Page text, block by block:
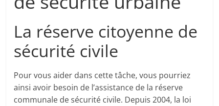
La réserve citoyenne de
sécurité civile
Pour vous aider dans cette tâche, vous pourriez
ainsi avoir besoin de l’assistance de la réserve
communale de sécurité civile. Depuis 2004, la loi